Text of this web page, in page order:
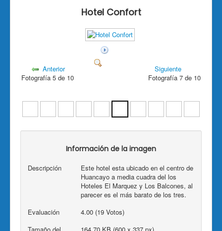
Hotel Confort
Anterior
Fotografía 5 de 10
Siguiente
Fotografía 7 de 10
Información de la imagen
Descripción
Este hotel esta ubicado en el centro de
Huancayo a media cuadra del los
Hoteles El Marquez y Los Balcones, al
parecer es el más barato de los tres.
Evaluación
4.00 (19 Votos)
Tamaño del
164.70 KB (600 x 337 px)